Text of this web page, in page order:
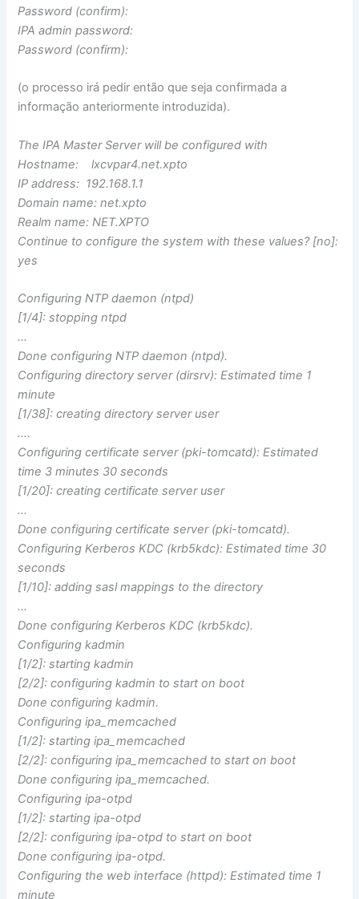
​Password (confirm):
IPA admin password:
​Password (confirm):
(o processo irá pedir então que seja confirmada a
informação anteriormente introduzida).
The IPA Master Server will be configured with
​Hostname: lxcvpar4.net.xpto
​IP address: 192.168.1.1
​Domain name: net.xpto
​Realm name: NET.XPTO
​Continue to configure the system with these values? [no]:
yes
Configuring NTP daemon (ntpd)
​[1/4]: stopping ntpd
​…
​Done configuring NTP daemon (ntpd).
​Configuring directory server (dirsrv): Estimated time 1
minute
​[1/38]: creating directory server user
​….
​Configuring certificate server (pki-tomcatd): Estimated
time 3 minutes 30 seconds
​[1/20]: creating certificate server user
​…
​Done configuring certificate server (pki-tomcatd).
​Configuring Kerberos KDC (krb5kdc): Estimated time 30
seconds
​[1/10]: adding sasl mappings to the directory
​…
​Done configuring Kerberos KDC (krb5kdc).
​Configuring kadmin
​[1/2]: starting kadmin
​[2/2]: configuring kadmin to start on boot
​Done configuring kadmin.
​Configuring ipa_memcached
​[1/2]: starting ipa_memcached
​[2/2]: configuring ipa_memcached to start on boot
​Done configuring ipa_memcached.
​Configuring ipa-otpd
​[1/2]: starting ipa-otpd
​[2/2]: configuring ipa-otpd to start on boot
​Done configuring ipa-otpd.
​Configuring the web interface (httpd): Estimated time 1
minute